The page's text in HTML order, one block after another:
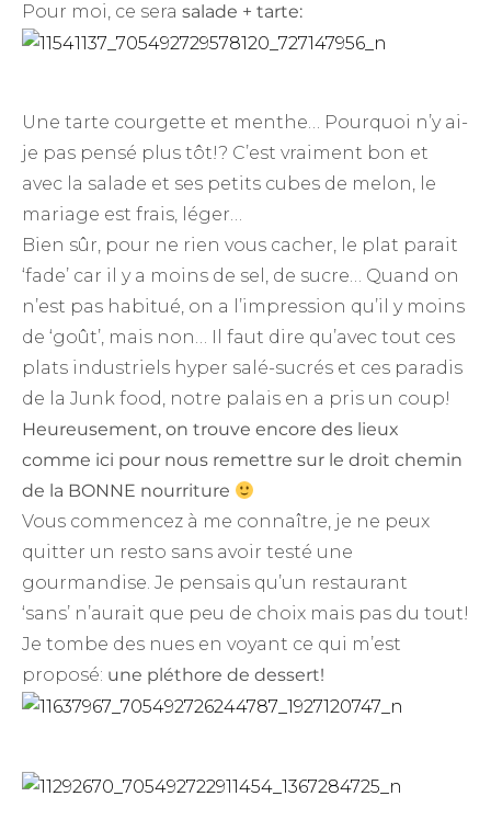
Pour moi, ce sera salade + tarte:
Une tarte courgette et menthe… Pourquoi n’y ai-
je pas pensé plus tôt!? C’est vraiment bon et
avec la salade et ses petits cubes de melon, le
mariage est frais, léger…
Bien sûr, pour ne rien vous cacher, le plat parait
‘fade’ car il y a moins de sel, de sucre… Quand on
n’est pas habitué, on a l’impression qu’il y moins
de ‘goût’, mais non… Il faut dire qu’avec tout ces
plats industriels hyper salé-sucrés et ces paradis
de la Junk food, notre palais en a pris un coup!
Heureusement, on trouve encore des lieux
comme ici pour nous remettre sur le droit chemin
de la BONNE nourriture
Vous commencez à me connaître, je ne peux
quitter un resto sans avoir testé une
gourmandise. Je pensais qu’un restaurant
‘sans’ n’aurait que peu de choix mais pas du tout!
Je tombe des nues en voyant ce qui m’est
proposé: une pléthore de dessert!